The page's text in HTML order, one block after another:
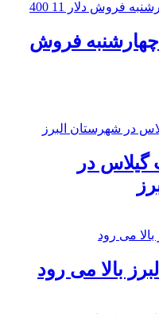
فروش
گیلاس در
بالا می رود